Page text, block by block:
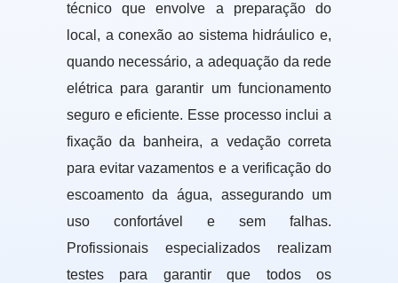
técnico que envolve a preparação do
local, a conexão ao sistema hidráulico e,
quando necessário, a adequação da rede
elétrica para garantir um funcionamento
seguro e eficiente. Esse processo inclui a
fixação da banheira, a vedação correta
para evitar vazamentos e a verificação do
escoamento da água, assegurando um
uso confortável e sem falhas.
Profissionais especializados realizam
testes para garantir que todos os